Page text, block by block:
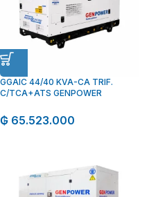
GGAIC 44/40 KVA-CA TRIF.
C/TCA+ATS GENPOWER
₲ 65.523.000